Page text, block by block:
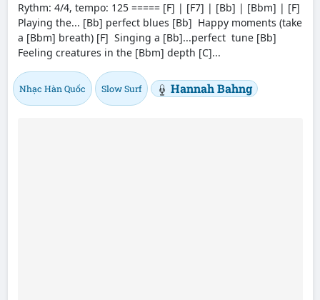
Rythm: 4/4, tempo: 125 ===== [F] | [F7] | [Bb] | [Bbm] | [F]
Playing the... [Bb] perfect blues [Bb] Happy moments (take
a [Bbm] breath) [F] Singing a [Bb]...perfect tune [Bb]
Feeling creatures in the [Bbm] depth [C]...
Nhạc Hàn Quốc Slow Surf Hannah Bahng